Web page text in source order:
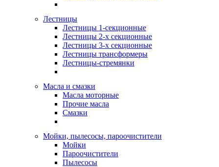
Лестницы
Лестницы 1-секционные
Лестницы 2-х секционные
Лестницы 3-х секционные
Лестницы трансформеры
Лестницы-стремянки
Масла и смазки
Масла моторные
Прочие масла
Смазки
Мойки, пылесосы, пароочистители
Мойки
Пароочистители
Пылесосы